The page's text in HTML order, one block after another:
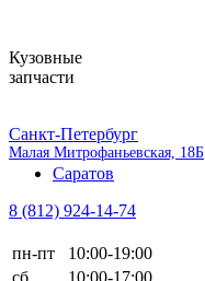
Кузовные
запчасти
Санкт-Петербург
Малая Митрофаньевская, 18Б
Саратов
8 (812) 924-14-74
пн-пт
10:00-19:00
сб
10:00-17:00